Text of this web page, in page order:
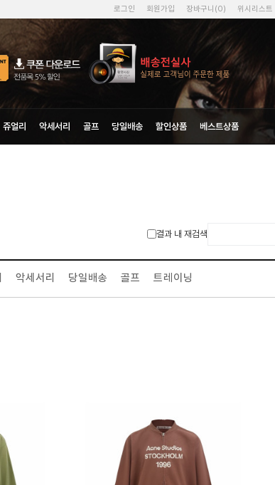
로그인 회원가입 장바구니(0) 위시리스트
쥬얼리 악세서리 골프 당일배송 할인상품 베스트상품
결과 내 재검색
악세서리 당일배송 골프 트레이닝